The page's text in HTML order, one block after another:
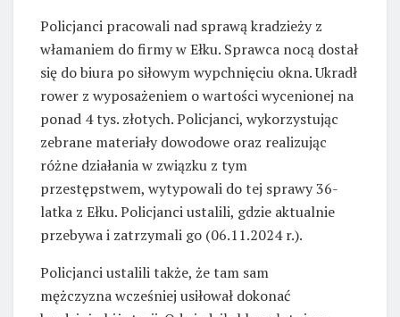
Policjanci pracowali nad sprawą kradzieży z
włamaniem do firmy w Ełku. Sprawca nocą dostał
się do biura po siłowym wypchnięciu okna. Ukradł
rower z wyposażeniem o wartości wycenionej na
ponad 4 tys. złotych. Policjanci, wykorzystując
zebrane materiały dowodowe oraz realizując
różne działania w związku z tym
przestępstwem, wytypowali do tej sprawy 36-
latka z Ełku. Policjanci ustalili, gdzie aktualnie
przebywa i zatrzymali go (06.11.2024 r.).
Policjanci ustalili także, że tam sam
mężczyzna wcześniej usiłował dokonać